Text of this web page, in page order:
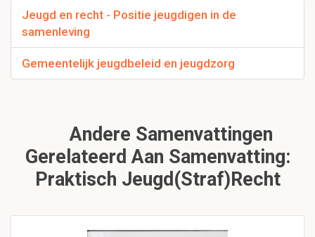
Jeugd en recht - Positie jeugdigen in de
samenleving
Gemeentelijk jeugdbeleid en jeugdzorg
Andere Samenvattingen
Gerelateerd Aan Samenvatting:
Praktisch Jeugd(Straf)Recht